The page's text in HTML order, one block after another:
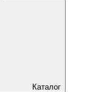
Каталог